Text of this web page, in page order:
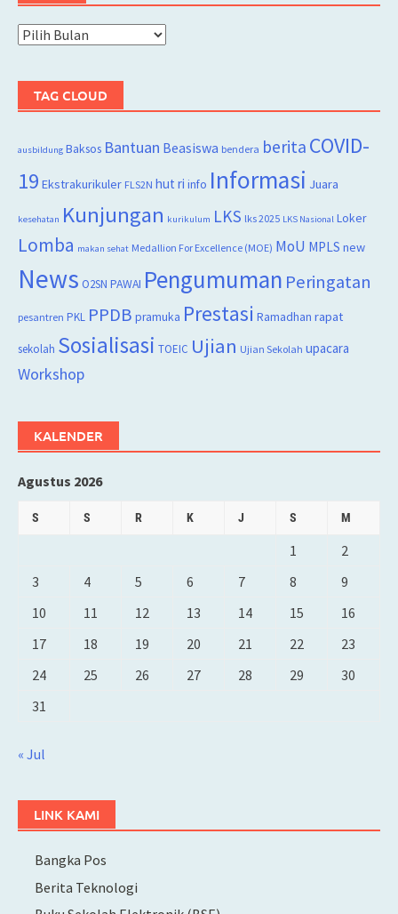
Arsip
TAG CLOUD
ausbildung Baksos Bantuan Beasiswa bendera berita COVID-
19 Ekstrakurikuler FLS2N hut ri info Informasi Juara
kesehatan Kunjungan kurikulum LKS lks 2025 LKS Nasional Loker
Lomba makan sehat Medallion For Excellence (MOE) MoU MPLS new
News O2SN PAWAI Pengumuman Peringatan
pesantren PKL PPDB pramuka Prestasi Ramadhan rapat
sekolah Sosialisasi TOEIC Ujian Ujian Sekolah upacara
Workshop
KALENDER
Agustus 2026
S S R K J S M
1
2
3
4 5 6 7 8
9
10
11 12 13 14 15
16
17
18 19 20 21 22
23
24
25 26 27 28 29
30
31
« Jul
LINK KAMI
Bangka Pos
Berita Teknologi